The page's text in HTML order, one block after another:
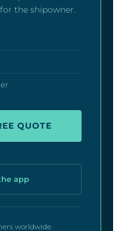
the shipowner.
QUOTE
app
worldwide